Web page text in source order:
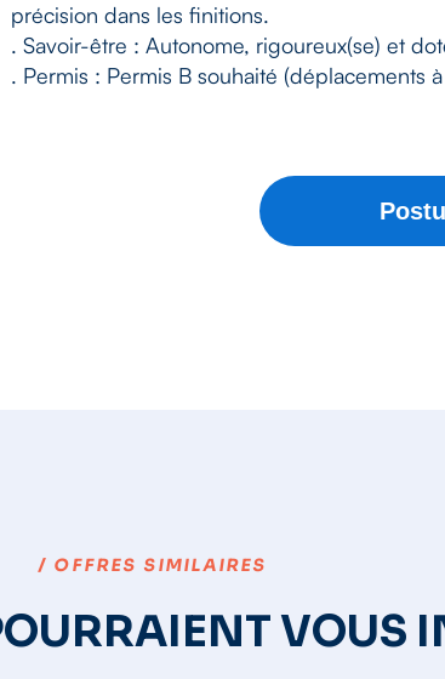
précision dans les finitions.
. Savoir-être : Autonome, rigoureux(se) et
. Permis : Permis B souhaité (déplacements
/ OFFRES SIMILAIRES
VOUS